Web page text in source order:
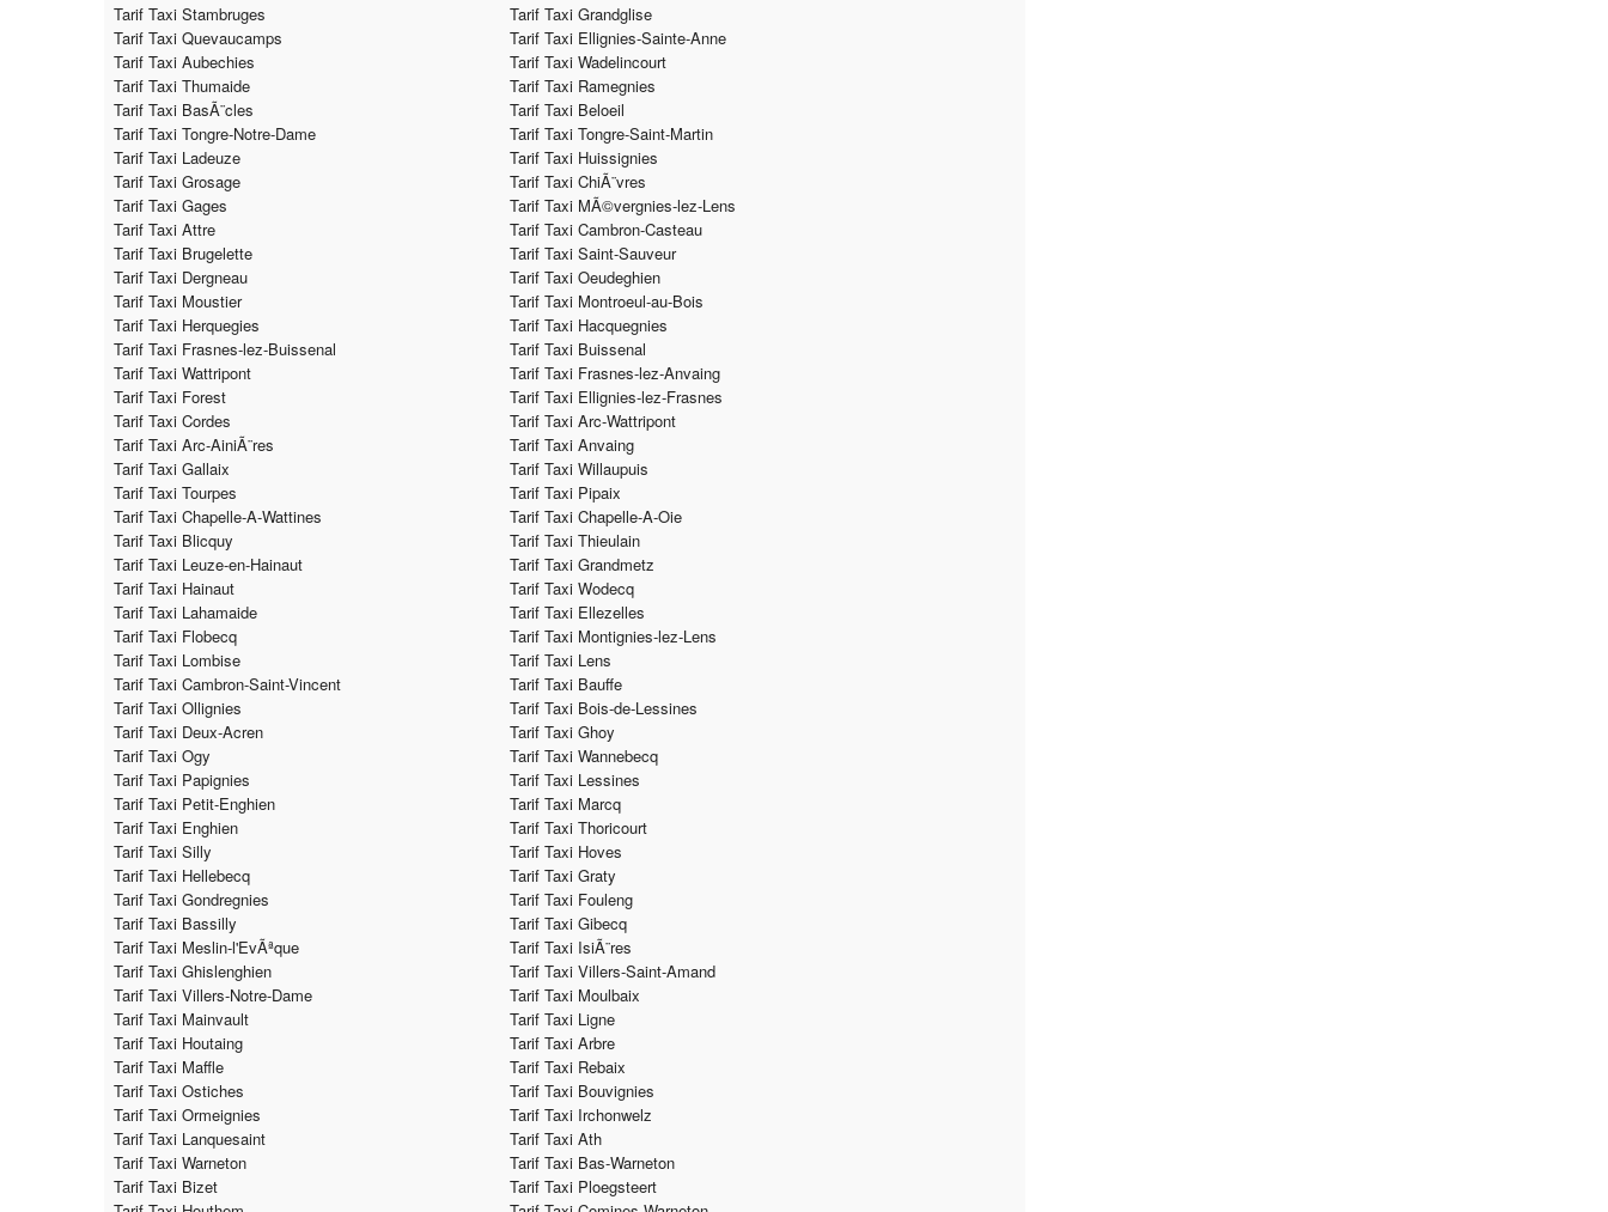
Tarif Taxi Stambruges
Tarif Taxi Grandglise
Tarif Taxi Quevaucamps
Tarif Taxi Ellignies-Sainte-Anne
Tarif Taxi Aubechies
Tarif Taxi Wadelincourt
Tarif Taxi Thumaide
Tarif Taxi Ramegnies
Tarif Taxi BasÃ¨cles
Tarif Taxi Beloeil
Tarif Taxi Tongre-Notre-Dame
Tarif Taxi Tongre-Saint-Martin
Tarif Taxi Ladeuze
Tarif Taxi Huissignies
Tarif Taxi Grosage
Tarif Taxi ChiÃ¨vres
Tarif Taxi Gages
Tarif Taxi MÃ©vergnies-lez-Lens
Tarif Taxi Attre
Tarif Taxi Cambron-Casteau
Tarif Taxi Brugelette
Tarif Taxi Saint-Sauveur
Tarif Taxi Dergneau
Tarif Taxi Oeudeghien
Tarif Taxi Moustier
Tarif Taxi Montroeul-au-Bois
Tarif Taxi Herquegies
Tarif Taxi Hacquegnies
Tarif Taxi Frasnes-lez-Buissenal
Tarif Taxi Buissenal
Tarif Taxi Wattripont
Tarif Taxi Frasnes-lez-Anvaing
Tarif Taxi Forest
Tarif Taxi Ellignies-lez-Frasnes
Tarif Taxi Cordes
Tarif Taxi Arc-Wattripont
Tarif Taxi Arc-AiniÃ¨res
Tarif Taxi Anvaing
Tarif Taxi Gallaix
Tarif Taxi Willaupuis
Tarif Taxi Tourpes
Tarif Taxi Pipaix
Tarif Taxi Chapelle-A-Wattines
Tarif Taxi Chapelle-A-Oie
Tarif Taxi Blicquy
Tarif Taxi Thieulain
Tarif Taxi Leuze-en-Hainaut
Tarif Taxi Grandmetz
Tarif Taxi Hainaut
Tarif Taxi Wodecq
Tarif Taxi Lahamaide
Tarif Taxi Ellezelles
Tarif Taxi Flobecq
Tarif Taxi Montignies-lez-Lens
Tarif Taxi Lombise
Tarif Taxi Lens
Tarif Taxi Cambron-Saint-Vincent
Tarif Taxi Bauffe
Tarif Taxi Ollignies
Tarif Taxi Bois-de-Lessines
Tarif Taxi Deux-Acren
Tarif Taxi Ghoy
Tarif Taxi Ogy
Tarif Taxi Wannebecq
Tarif Taxi Papignies
Tarif Taxi Lessines
Tarif Taxi Petit-Enghien
Tarif Taxi Marcq
Tarif Taxi Enghien
Tarif Taxi Thoricourt
Tarif Taxi Silly
Tarif Taxi Hoves
Tarif Taxi Hellebecq
Tarif Taxi Graty
Tarif Taxi Gondregnies
Tarif Taxi Fouleng
Tarif Taxi Bassilly
Tarif Taxi Gibecq
Tarif Taxi Meslin-l'EvÃªque
Tarif Taxi IsiÃ¨res
Tarif Taxi Ghislenghien
Tarif Taxi Villers-Saint-Amand
Tarif Taxi Villers-Notre-Dame
Tarif Taxi Moulbaix
Tarif Taxi Mainvault
Tarif Taxi Ligne
Tarif Taxi Houtaing
Tarif Taxi Arbre
Tarif Taxi Maffle
Tarif Taxi Rebaix
Tarif Taxi Ostiches
Tarif Taxi Bouvignies
Tarif Taxi Ormeignies
Tarif Taxi Irchonwelz
Tarif Taxi Lanquesaint
Tarif Taxi Ath
Tarif Taxi Warneton
Tarif Taxi Bas-Warneton
Tarif Taxi Bizet
Tarif Taxi Ploegsteert